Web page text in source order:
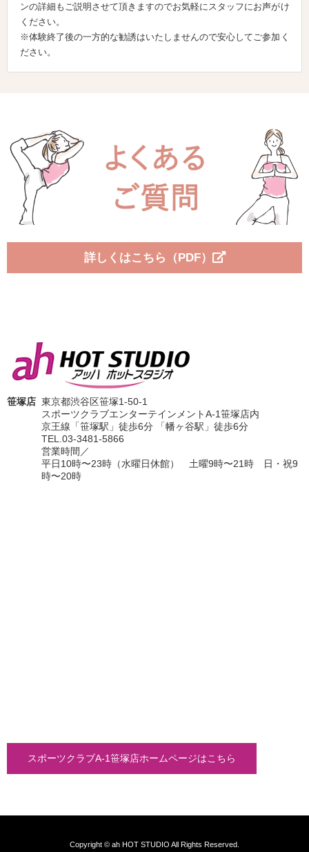
ンの詳細もご説明させて頂きますのでお気軽にスタッフにお声がけ
ください。
※体験終了後の一方的な勧誘はいたしませんので安心してご参加く
ださい。
詳しくはこちら（PDF）
笹塚店 東京都渋谷区笹塚1-50-1
スポーツクラブエンターテインメントA-1笹塚店内
京王線「笹塚駅」徒歩6分 「幡ヶ谷駅」徒歩6分
TEL.03-3481-5866
営業時間／
平日10時〜23時（水曜日休館） 土曜9時〜21時 日・祝9
時〜20時
スポーツクラブA-1笹塚店ホームページはこちら
Copyright © ah HOT STUDIO All Rights Reserved.